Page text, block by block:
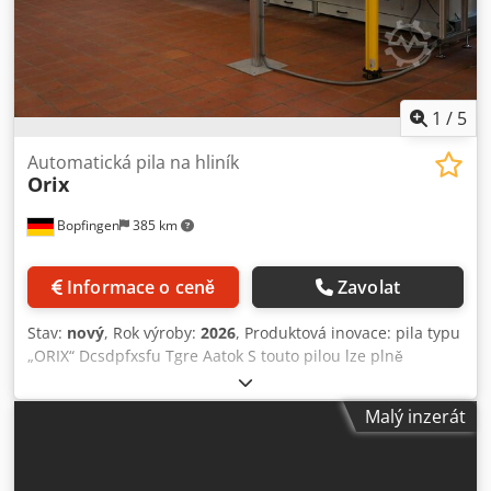
1 / 5
Bopfingen 385 km
Automatická pila na hliník
Orix
Informace o ceně Zavolat
Stav: nový, Rok výroby: 2026, Produktová inovace: pila typu
„ORIX“ Dcsdpfxsfu Tgre Aatok S touto pilou lze plně
automaticky zpracovávat různé hliníkové profily. Stroj je
postaven na robustním rámu. Pro přesné polohování
pilového agregátu jsou použity precizní lineární vedení a
Malý inzerát